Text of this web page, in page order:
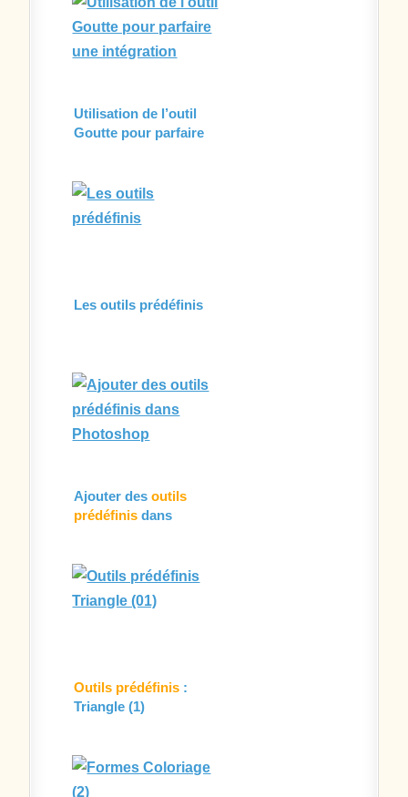
Utilisation de l’outil
Goutte pour parfaire
Les outils prédéfinis
Ajouter desoutils
prédéfinis dans
Outils prédéfinis :
Triangle (1)